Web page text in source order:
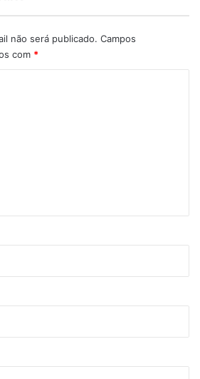
não será publicado. Campos
com *